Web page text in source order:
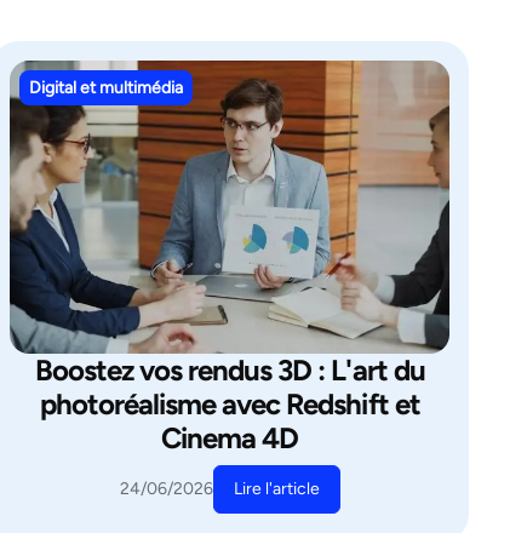
Digital et multimédia
Boostez vos rendus 3D : L'art du
photoréalisme avec Redshift et
Cinema 4D
24/06/2026 Lire l'article